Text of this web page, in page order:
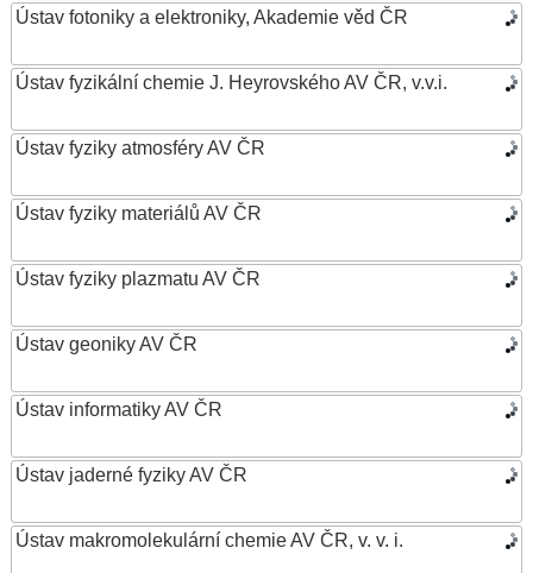
Ústav fotoniky a elektroniky, Akademie věd ČR
Ústav fyzikální chemie J. Heyrovského AV ČR, v.v.i.
Ústav fyziky atmosféry AV ČR
Ústav fyziky materiálů AV ČR
Ústav fyziky plazmatu AV ČR
Ústav geoniky AV ČR
Ústav informatiky AV ČR
Ústav jaderné fyziky AV ČR
Ústav makromolekulární chemie AV ČR, v. v. i.